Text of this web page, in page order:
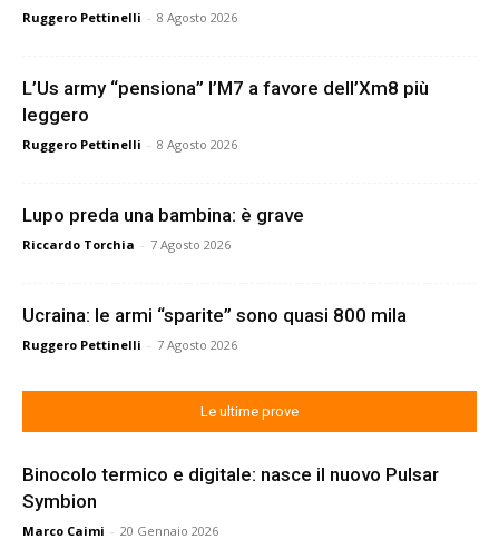
Ruggero Pettinelli - 8 Agosto 2026
L’Us army “pensiona” l’M7 a favore dell’Xm8 più
leggero
Ruggero Pettinelli - 8 Agosto 2026
Lupo preda una bambina: è grave
Riccardo Torchia - 7 Agosto 2026
Ucraina: le armi “sparite” sono quasi 800 mila
Ruggero Pettinelli - 7 Agosto 2026
Le ultime prove
Binocolo termico e digitale: nasce il nuovo Pulsar
Symbion
Marco Caimi - 20 Gennaio 2026